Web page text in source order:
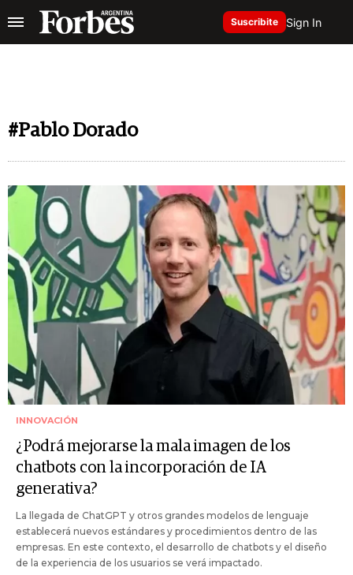
Suscribite Sign In
#Pablo Dorado
INNOVACIÓN
¿Podrá mejorarse la mala imagen de los
chatbots con la incorporación de IA
generativa?
La llegada de ChatGPT y otros grandes modelos de lenguaje
establecerá nuevos estándares y procedimientos dentro de las
empresas. En este contexto, el desarrollo de chatbots y el diseño
de la experiencia de los usuarios se verá impactado.